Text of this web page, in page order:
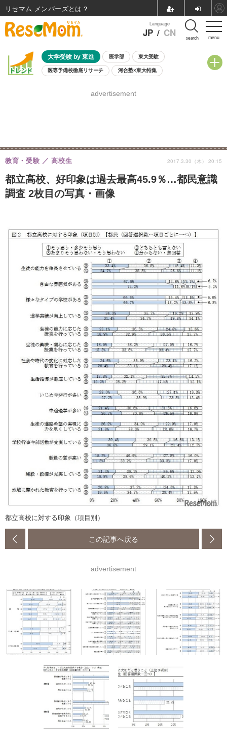
menu
Language
JP / CN search
大学受験 by 東進 医学部 東大受験
医専予備校徹底リサーチ 河合塾×東大特集
8月開催学校説明会・相談会
advertisement
都立高校、好印象は過去最高45.9％…都民意識
調査 2枚目の写真・画像
教育・受験 高校生 2017.3.30（木） 20:15
都立高校に対する印象（項目別）
この記事へ戻る
advertisement
リセマム メンバーズ